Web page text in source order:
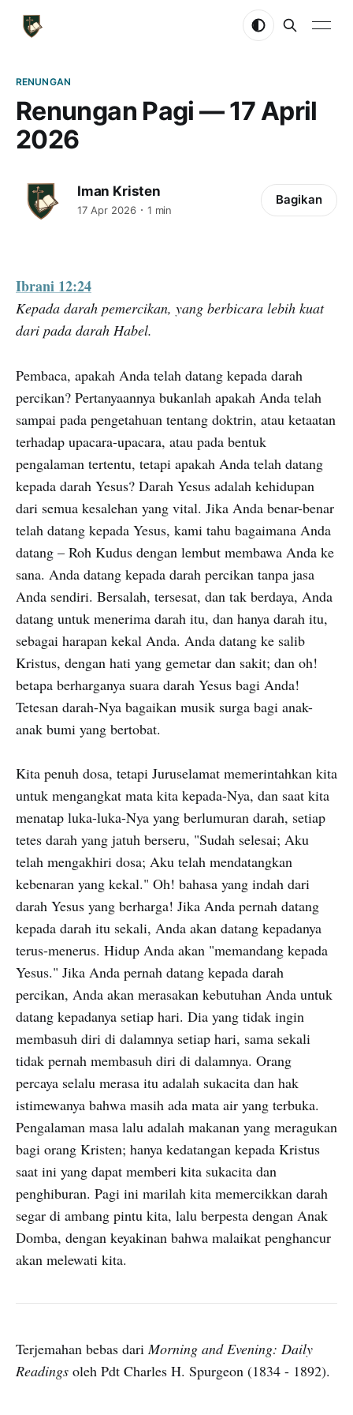
RENUNGAN
Renungan Pagi — 17 April
2026
Iman Kristen
17 Apr 2026 1 min
Bagikan
Ibrani 12:24
Kepada darah pemercikan, yang berbicara lebih kuat
dari pada darah Habel.
Pembaca, apakah Anda telah datang kepada darah
percikan? Pertanyaannya bukanlah apakah Anda telah
sampai pada pengetahuan tentang doktrin, atau ketaatan
terhadap upacara-upacara, atau pada bentuk
pengalaman tertentu, tetapi apakah Anda telah datang
kepada darah Yesus? Darah Yesus adalah kehidupan
dari semua kesalehan yang vital. Jika Anda benar-benar
telah datang kepada Yesus, kami tahu bagaimana Anda
datang – Roh Kudus dengan lembut membawa Anda ke
sana. Anda datang kepada darah percikan tanpa jasa
Anda sendiri. Bersalah, tersesat, dan tak berdaya, Anda
datang untuk menerima darah itu, dan hanya darah itu,
sebagai harapan kekal Anda. Anda datang ke salib
Kristus, dengan hati yang gemetar dan sakit; dan oh!
betapa berharganya suara darah Yesus bagi Anda!
Tetesan darah-Nya bagaikan musik surga bagi anak-
anak bumi yang bertobat.
Kita penuh dosa, tetapi Juruselamat memerintahkan kita
untuk mengangkat mata kita kepada-Nya, dan saat kita
menatap luka-luka-Nya yang berlumuran darah, setiap
tetes darah yang jatuh berseru, "Sudah selesai; Aku
telah mengakhiri dosa; Aku telah mendatangkan
kebenaran yang kekal." Oh! bahasa yang indah dari
darah Yesus yang berharga! Jika Anda pernah datang
kepada darah itu sekali, Anda akan datang kepadanya
terus-menerus. Hidup Anda akan "memandang kepada
Yesus." Jika Anda pernah datang kepada darah
percikan, Anda akan merasakan kebutuhan Anda untuk
datang kepadanya setiap hari. Dia yang tidak ingin
membasuh diri di dalamnya setiap hari, sama sekali
tidak pernah membasuh diri di dalamnya. Orang
percaya selalu merasa itu adalah sukacita dan hak
istimewanya bahwa masih ada mata air yang terbuka.
Pengalaman masa lalu adalah makanan yang meragukan
bagi orang Kristen; hanya kedatangan kepada Kristus
saat ini yang dapat memberi kita sukacita dan
penghiburan. Pagi ini marilah kita memercikkan darah
segar di ambang pintu kita, lalu berpesta dengan Anak
Domba, dengan keyakinan bahwa malaikat penghancur
akan melewati kita.
Terjemahan bebas dariMorning and Evening: Daily
Readings oleh Pdt Charles H. Spurgeon (1834 - 1892).